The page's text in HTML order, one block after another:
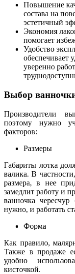
Повышение
состава на
эстетичный
Экономия
помогает
Удобство
обеспечивает
уверенно
Выбор
Производители
поэтому нужно
факторов:
Размеры
Габариты лотка
валика. В
размера, в нее
замедлит работу и
ванночка
нужно, и работать
Форма
Как правило,
Также в продаже
удобно
кисточкой.